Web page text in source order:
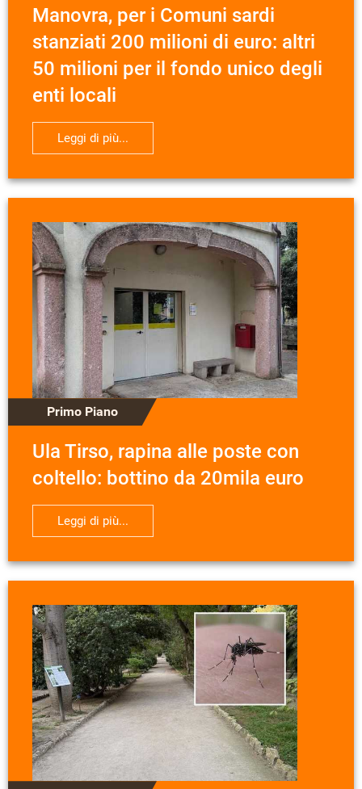
Manovra, per i Comuni sardi
stanziati 200 milioni di euro: altri
50 milioni per il fondo unico degli
enti locali
Leggi di più...
Primo Piano
Ula Tirso, rapina alle poste con
coltello: bottino da 20mila euro
Leggi di più...